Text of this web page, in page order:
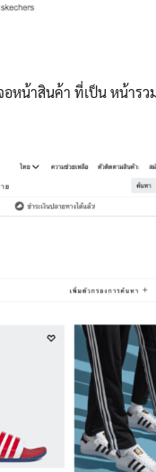
อหน้าสินค้า ที่เป็น หน้ารว